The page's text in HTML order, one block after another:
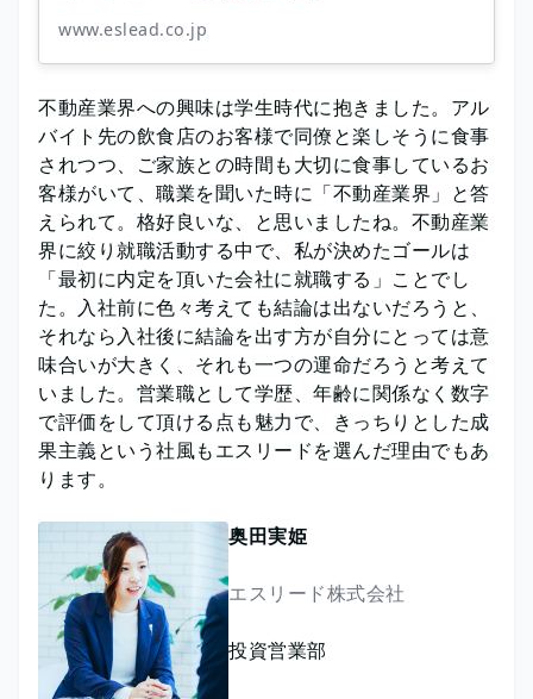
www.eslead.co.jp
不動産業界への興味は学生時代に抱きました。アル
バイト先の飲食店のお客様で同僚と楽しそうに食事
されつつ、ご家族との時間も大切に食事しているお
客様がいて、職業を聞いた時に「不動産業界」と答
えられて。格好良いな、と思いましたね。不動産業
界に絞り就職活動する中で、私が決めたゴールは
「最初に内定を頂いた会社に就職する」ことでし
た。入社前に色々考えても結論は出ないだろうと、
それなら入社後に結論を出す方が自分にとっては意
味合いが大きく、それも一つの運命だろうと考えて
いました。営業職として学歴、年齢に関係なく数字
で評価をして頂ける点も魅力で、きっちりとした成
果主義という社風もエスリードを選んだ理由でもあ
ります。
奥田実姫
エスリード株式会社
投資営業部